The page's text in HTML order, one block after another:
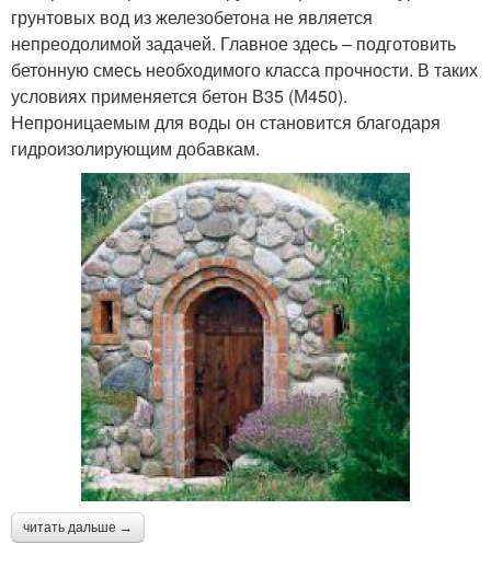
грунтовых вод из железобетона не является
непреодолимой задачей. Главное здесь – подготовить
бетонную смесь необходимого класса прочности. В таких
условиях применяется бетон В35 (М450).
Непроницаемым для воды он становится благодаря
гидроизолирующим добавкам.
читать дальше →